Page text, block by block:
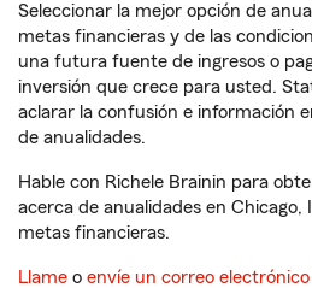
Seleccionar la mejor opción de
metas financieras y de las
una futura fuente de ingresos o
inversión que crece para usted.
aclarar la confusión e información
de anualidades.
Hable con Richele Brainin para
acerca de anualidades en Chicago,
metas financieras.
Llame o envíe un correo